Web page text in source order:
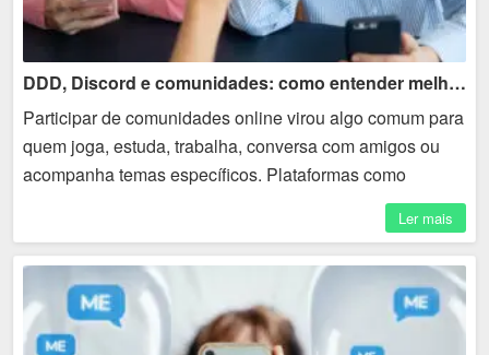
DDD, Discord e comunidades: como entender melhor contatos online
Participar de comunidades online virou algo comum para
quem joga, estuda, trabalha, conversa com amigos ou
acompanha temas específicos. Plataformas como
Discord permitem criar servidores, canais, salas de
Ler mais